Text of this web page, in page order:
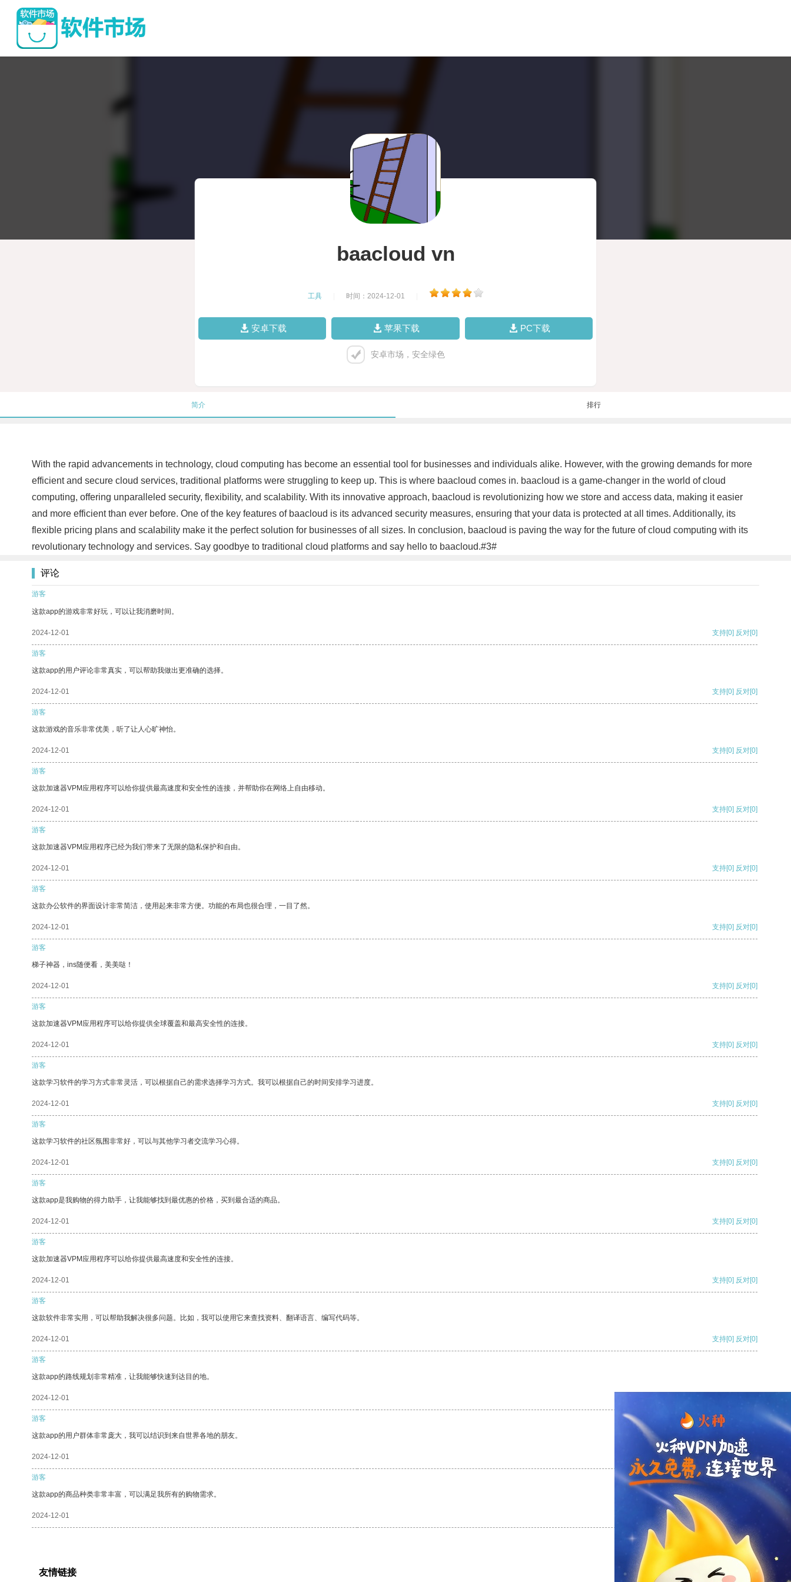
baacloud vn
工具 时间：2024-12-01
安卓下载 苹果下载 PC下载
安卓市场，安全绿色
简介 排行
With the rapid advancements in technology, cloud computing has become an essential tool for businesses and individuals alike. However, with the growing demands for more
efficient and secure cloud services, traditional platforms were struggling to keep up. This is where baacloud comes in. baacloud is a game-changer in the world of cloud
computing, offering unparalleled security, flexibility, and scalability. With its innovative approach, baacloud is revolutionizing how we store and access data, making it easier
and more efficient than ever before. One of the key features of baacloud is its advanced security measures, ensuring that your data is protected at all times. Additionally, its
flexible pricing plans and scalability make it the perfect solution for businesses of all sizes. In conclusion, baacloud is paving the way for the future of cloud computing with its
revolutionary technology and services. Say goodbye to traditional cloud platforms and say hello to baacloud.#3#
评论
游客
这款app的游戏非常好玩，可以让我消磨时间。
2024-12-01 支持[0] 反对[0]
游客
这款app的用户评论非常真实，可以帮助我做出更准确的选择。
2024-12-01 支持[0] 反对[0]
游客
这款游戏的音乐非常优美，听了让人心旷神怡。
2024-12-01 支持[0] 反对[0]
游客
这款加速器VPM应用程序可以给你提供最高速度和安全性的连接，并帮助你在网络上自由移动。
2024-12-01 支持[0] 反对[0]
游客
这款加速器VPM应用程序已经为我们带来了无限的隐私保护和自由。
2024-12-01 支持[0] 反对[0]
游客
这款办公软件的界面设计非常简洁，使用起来非常方便。功能的布局也很合理，一目了然。
2024-12-01 支持[0] 反对[0]
游客
梯子神器，ins随便看，美美哒！
2024-12-01 支持[0] 反对[0]
游客
这款加速器VPM应用程序可以给你提供全球覆盖和最高安全性的连接。
2024-12-01 支持[0] 反对[0]
游客
这款学习软件的学习方式非常灵活，可以根据自己的需求选择学习方式。我可以根据自己的时间安排学习进度。
2024-12-01 支持[0] 反对[0]
游客
这款学习软件的社区氛围非常好，可以与其他学习者交流学习心得。
2024-12-01 支持[0] 反对[0]
游客
这款app是我购物的得力助手，让我能够找到最优惠的价格，买到最合适的商品。
2024-12-01 支持[0] 反对[0]
游客
这款加速器VPM应用程序可以给你提供最高速度和安全性的连接。
2024-12-01 支持[0] 反对[0]
游客
这款软件非常实用，可以帮助我解决很多问题。比如，我可以使用它来查找资料、翻译语言、编写代码等。
2024-12-01 支持[0] 反对[0]
游客
这款app的路线规划非常精准，让我能够快速到达目的地。
2024-12-01
游客
这款app的用户群体非常庞大，我可以结识到来自世界各地的朋友。
2024-12-01 支持 [0] 反对[0]
游客
这款app的商品种类非常丰富，可以满足我所有的购物需求。
2024-12-01 支持
友情链接